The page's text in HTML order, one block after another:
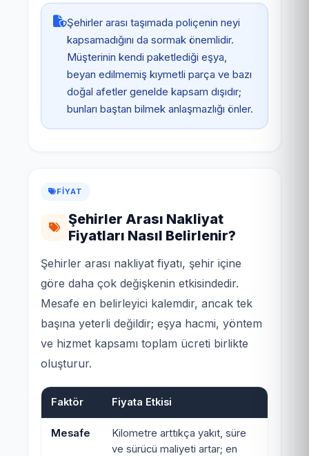
Şehirler arası taşımada poliçenin neyi
kapsamadığını da sormak önemlidir.
Müşterinin kendi paketlediği eşya,
beyan edilmemiş kıymetli parça ve bazı
doğal afetler genelde kapsam dışıdır;
bunları baştan bilmek anlaşmazlığı önler.
FIYAT
Şehirler Arası Nakliyat
Fiyatları Nasıl Belirlenir?
Şehirler arası nakliyat fiyatı, şehir içine
göre daha çok değişkenin etkisindedir.
Mesafe en belirleyici kalemdir, ancak tek
başına yeterli değildir; eşya hacmi, yöntem
ve hizmet kapsamı toplam ücreti birlikte
oluşturur.
Faktör Fiyata Etkisi
Mesafe
Kilometre arttıkça yakıt, süre
ve sürücü maliyeti artar; en